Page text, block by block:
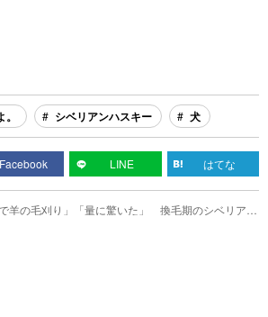
シベリアンハスキー 犬
Facebook LINE はてな
で羊の毛刈り」「量に驚いた」 換毛期のシベリアン
ーをブラッシングすると…